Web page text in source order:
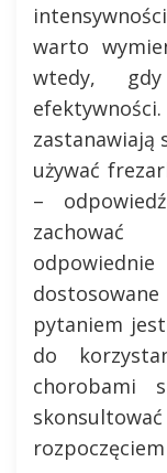
warto
wtedy,
zastanawiają
używać
–
pytaniem
do
chorobami